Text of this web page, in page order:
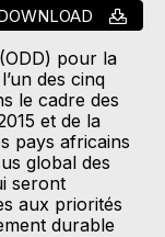
pour la
des cinq
le cadre des
et de la
pays africains
global des
seront
aux priorités
durable